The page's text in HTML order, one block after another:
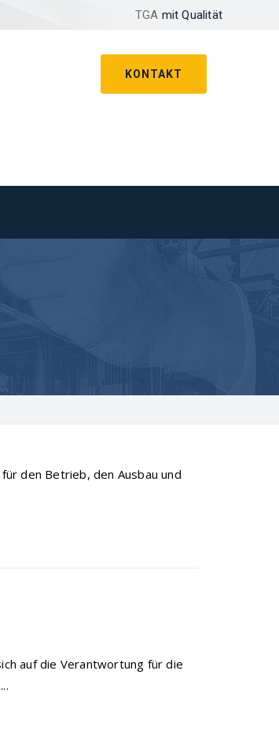
TGA mit Qualität
KONTAKT
den Betrieb, den Ausbau und
auf die Verantwortung für die